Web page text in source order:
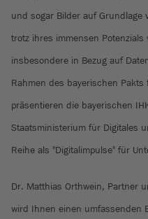
und sogar Bilder auf Grundlage
trotz ihres immensen
insbesondere in Bezug auf
Rahmen des bayerischen
präsentieren die bayerischen
Staatsministerium für Digitales
Reihe als "Digitalimpulse" für
Dr. Matthias Orthwein, Partner
wird Ihnen einen umfassenden